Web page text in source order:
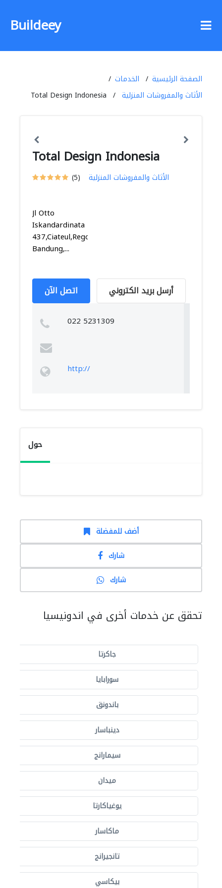
Buildeey
الصفحة الرئيسية
الخدمات
الأثاث والمفروشات المنزلية
Total Design Indonesia
Total Design Indonesia
(5) الأثاث والمفروشات المنزلية
Jl Otto
Iskandardinata
437,Ciateul,Regol,
Bandung,...
اتصل الآن أرسل بريد الكتروني
022 5231309
http://
حول
أضف للمفضلة
شارك
شارك
تحقق عن خدمات أخرى في اندونيسيا
جاكرتا
سورابايا
باندونق
دينباسار
سيمارانج
ميدان
يوغياكارتا
ماكاسار
تانجيرانج
بيكاسي